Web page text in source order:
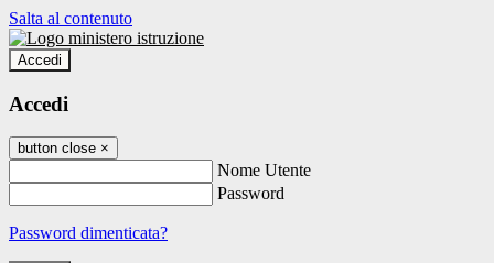
Salta al contenuto
Accedi
Accedi
button close ×
Nome Utente
Password
Password dimenticata?